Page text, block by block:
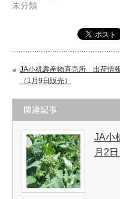
未分類
JA小机農産物直売所 出荷情
（1月9日販売）
関連記事
JA小
月2日